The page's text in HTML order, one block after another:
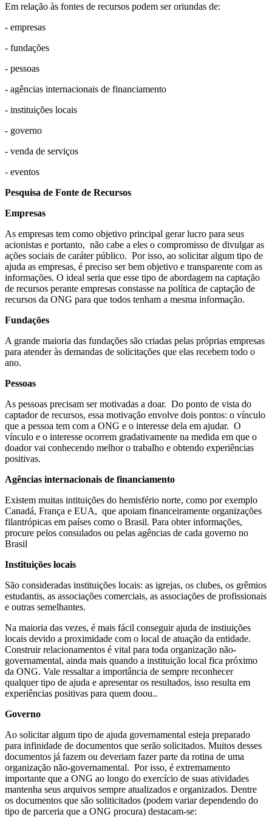
Em relação às fontes de recursos podem ser oriundas de:
- empresas
- fundações
- pessoas
- agências internacionais de financiamento
- instituições locais
- governo
- venda de serviços
- eventos
Pesquisa de Fonte de Recursos
Empresas
As empresas tem como objetivo principal gerar lucro para seus
acionistas e portanto, não cabe a eles o compromisso de divulgar as
ações sociais de caráter público. Por isso, ao solicitar algum tipo de
ajuda as empresas, é preciso ser bem objetivo e transparente com as
informações. O ideal seria que esse tipo de abordagem na captação
de recursos perante empresas constasse na política de captação de
recursos da ONG para que todos tenham a mesma informação.
Fundações
A grande maioria das fundações são criadas pelas próprias empresas
para atender às demandas de solicitações que elas recebem todo o
ano.
Pessoas
As pessoas precisam ser motivadas a doar. Do ponto de vista do
captador de recursos, essa motivação envolve dois pontos: o vínculo
que a pessoa tem com a ONG e o interesse dela em ajudar. O
vínculo e o interesse ocorrem gradativamente na medida em que o
doador vai conhecendo melhor o trabalho e obtendo experiências
positivas.
Agências internacionais de financiamento
Existem muitas intituições do hemisfério norte, como por exemplo
Canadá, França e EUA, que apoiam financeiramente organizações
filantrópicas em países como o Brasil. Para obter informações,
procure pelos consulados ou pelas agências de cada governo no
Brasil
Instituições locais
São consideradas instituições locais: as igrejas, os clubes, os grêmios
estudantis, as associações comerciais, as associações de profissionais
e outras semelhantes.
Na maioria das vezes, é mais fácil conseguir ajuda de instiuições
locais devido a proximidade com o local de atuação da entidade.
Construir relacionamentos é vital para toda organização não-
governamental, ainda mais quando a instituição local fica próximo
da ONG. Vale ressaltar a importância de sempre reconhecer
qualquer tipo de ajuda e apresentar os resultados, isso resulta em
experiências positivas para quem doou..
Governo
Ao solicitar algum tipo de ajuda governamental esteja preparado
para infinidade de documentos que serão solicitados. Muitos desses
documentos já fazem ou deveriam fazer parte da rotina de uma
organização não-governamental. Por isso, é extremamento
importante que a ONG ao longo do exercício de suas atividades
mantenha seus arquivos sempre atualizados e organizados. Dentre
os documentos que são soliticitados (podem variar dependendo do
tipo de parceria que a ONG procura) destacam-se: